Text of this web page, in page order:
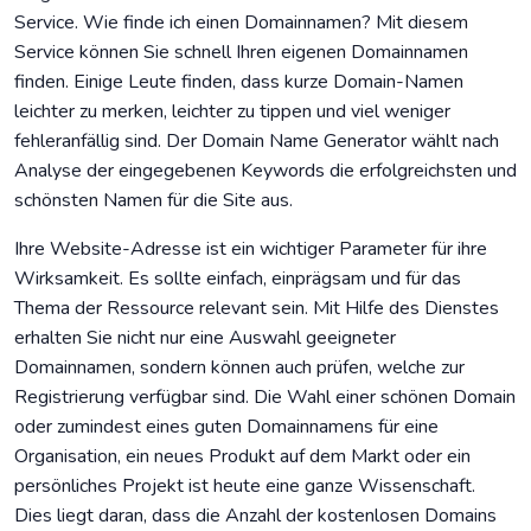
Service. Wie finde ich einen Domainnamen? Mit diesem
Service können Sie schnell Ihren eigenen Domainnamen
finden. Einige Leute finden, dass kurze Domain-Namen
leichter zu merken, leichter zu tippen und viel weniger
fehleranfällig sind. Der Domain Name Generator wählt nach
Analyse der eingegebenen Keywords die erfolgreichsten und
schönsten Namen für die Site aus.
Ihre Website-Adresse ist ein wichtiger Parameter für ihre
Wirksamkeit. Es sollte einfach, einprägsam und für das
Thema der Ressource relevant sein. Mit Hilfe des Dienstes
erhalten Sie nicht nur eine Auswahl geeigneter
Domainnamen, sondern können auch prüfen, welche zur
Registrierung verfügbar sind. Die Wahl einer schönen Domain
oder zumindest eines guten Domainnamens für eine
Organisation, ein neues Produkt auf dem Markt oder ein
persönliches Projekt ist heute eine ganze Wissenschaft.
Dies liegt daran, dass die Anzahl der kostenlosen Domains